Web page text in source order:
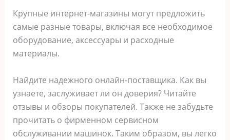
Крупные интернет-магазины могут предложить
самые разные товары, включая все необходимое
оборудование, аксессуары и расходные
материалы.
Найдите надежного онлайн-поставщика. Как вы
узнаете, заслуживает ли он доверия? Читайте
отзывы и обзоры покупателей. Также не забудьте
прочитать о фирменном сервисном
обслуживании машинок. Таким образом, вы легко